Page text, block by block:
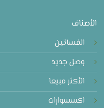
الأصناف
الفساتين
وصل جديد
الأكثر مبيعا
اكسسوارات